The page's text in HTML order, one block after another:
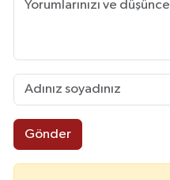
Gönder